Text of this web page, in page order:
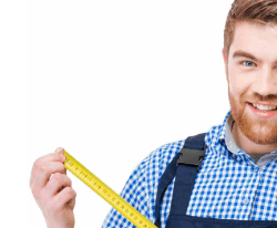
Замерщик
Противопожарные двери
Гаражные ворота
Тамбурные двери
Подъездные двери
Перегородки на этаж
Технические двери